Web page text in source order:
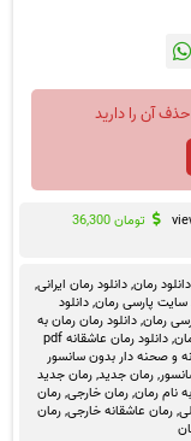
آن را دارید
تومان36,300
دانلود رمان,دانلود رمان ایرانی,
سایت پارسی رمان,دانلود
رمان,دانلود رمان رمان به
,
دانلود رمان عاشقانه pdf
و صحنه دار بدون سانسور
,رمان جدید,رمان جدید
نام رمان,رمان خارجی,رمان
,رمان عاشقانه خارجی,رمان